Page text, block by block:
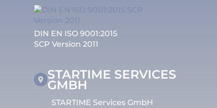
DIN EN ISO 9001:2015
SCP Version 2011
STARTIME SERVICES
GMBH
STARTIME Services GmbH